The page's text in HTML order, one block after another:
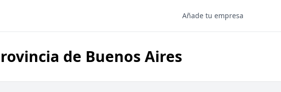
Añade tu empresa
de Buenos Aires